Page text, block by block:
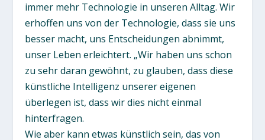
immer mehr Technologie in unseren Alltag. Wir
erhoffen uns von der Technologie, dass sie uns
besser macht, uns Entscheidungen abnimmt,
unser Leben erleichtert. „Wir haben uns schon
zu sehr daran gewöhnt, zu glauben, dass diese
künstliche Intelligenz unserer eigenen
überlegen ist, dass wir dies nicht einmal
hinterfragen.
Wie aber kann etwas künstlich sein, das von